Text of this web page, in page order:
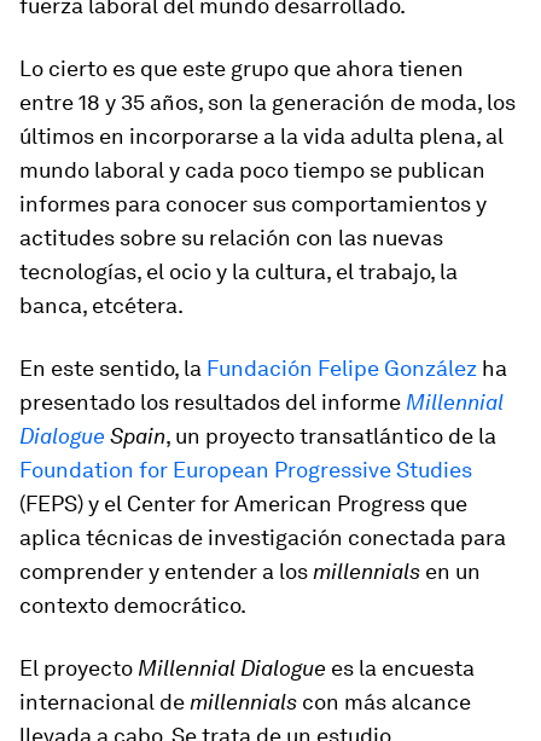
Lo cierto es que este grupo que ahora tienen
entre 18 y 35 años, son la generación de moda, los
últimos en incorporarse a la vida adulta plena, al
mundo laboral y cada poco tiempo se publican
informes para conocer sus comportamientos y
actitudes sobre su relación con las nuevas
tecnologías, el ocio y la cultura, el trabajo, la
banca, etcétera.
En este sentido, la Fundación Felipe González ha
presentado los resultados del informe Millennial
Dialogue Spain, un proyecto transatlántico de la
Foundation for European Progressive Studies
(FEPS) y el Center for American Progress que
aplica técnicas de investigación conectada para
comprender y entender a los millennials en un
contexto democrático.
El proyecto Millennial Dialogue es la encuesta
internacional de millennials con más alcance
llevada a cabo. Se trata de un estudio